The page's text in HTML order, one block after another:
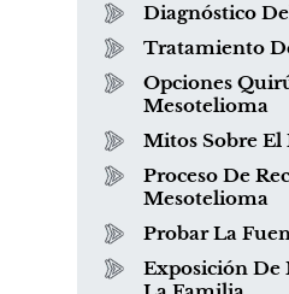
Diagnóstico
Tratamiento
Opciones
Mesotelioma
Mitos Sobre
Proceso De
Mesotelioma
Probar La
Exposición De